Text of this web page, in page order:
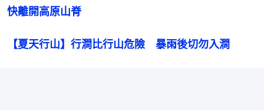
快離開高原山脊
【夏天行山】行澗比行山危險　暴雨後切勿入澗